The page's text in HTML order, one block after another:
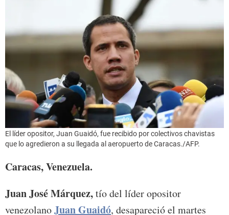
El líder opositor, Juan Guaidó, fue recibido por colectivos chavistas
que lo agredieron a su llegada al aeropuerto de Caracas./AFP.
Caracas, Venezuela.
Juan José Márquez,tío del líder opositor
venezolanoJuan Guaidó, desapareció el martes